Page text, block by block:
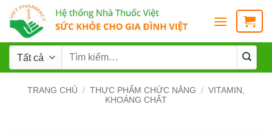
TRANG CHỦ / THỰC PHẨM CHỨC NĂNG / VITAMIN,
KHOÁNG CHẤT